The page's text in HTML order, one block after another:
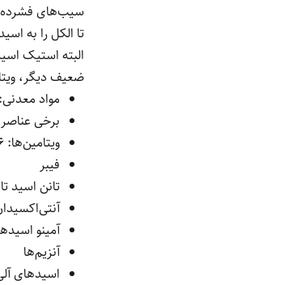
سیب‌های فشرده
تا الکل را به
البته استیک
ضعیف دیگر،
مواد
برخی
ویتامین‌ها: B1، B2، B6، اسید فولیک، ویتامین C، ویتامین E، بتاکاروتن
فیبر
تانن اسید
آمینو
آنزیم‌ها
اسیدهای